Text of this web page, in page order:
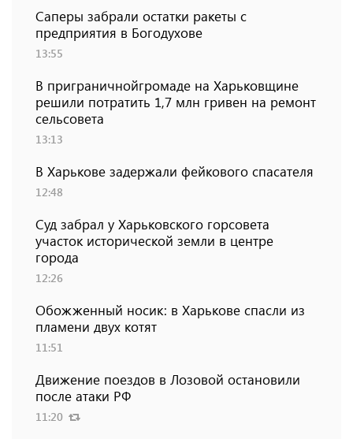
Саперы забрали остатки ракеты с
предприятия в Богодухове
13:55
В приграничнойгромаде на Харьковщине
решили потратить 1,7 млн ​​гривен на ремонт
сельсовета
13:13
В Харькове задержали фейкового спасателя
12:48
Суд забрал у Харьковского горсовета
участок исторической земли в центре
города
12:26
Обожженный носик: в Харькове спасли из
пламени двух котят
11:51
Движение поездов в Лозовой остановили
после атаки РФ
11:20